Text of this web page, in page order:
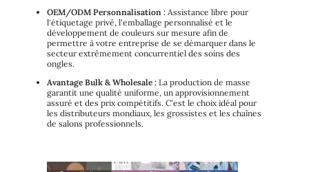
OEM/ODM Personnalisation : Assistance libre pour
l'étiquetage privé, l'emballage personnalisé et le
développement de couleurs sur mesure afin de
permettre à votre entreprise de se démarquer dans le
secteur extrêmement concurrentiel des soins des
ongles.
Avantage Bulk & Wholesale : La production de masse
garantit une qualité uniforme, un approvisionnement
assuré et des prix compétitifs. C'est le choix idéal pour
les distributeurs mondiaux, les grossistes et les chaînes
de salons professionnels.